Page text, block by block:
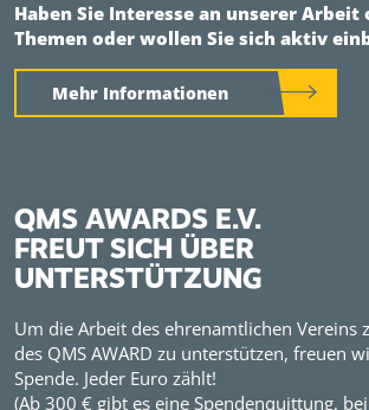
Haben Sie Interesse an unserer Arbeit
Themen oder wollen Sie sich aktiv
Mehr Informationen
QMS AWARDS E.V.
FREUT SICH ÜBER
UNTERSTÜTZUNG
Um die Arbeit des ehrenamtlichen Vereins
des QMS AWARD zu unterstützen, freuen
Spende. Jeder Euro zählt!
(Ab 300 € gibt es eine Spendenquittung,